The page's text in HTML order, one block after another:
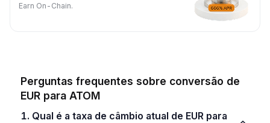
Earn On-Chain.
Perguntas frequentes sobre conversão de
EUR para ATOM
1. Qual é a taxa de câmbio atual de EUR para